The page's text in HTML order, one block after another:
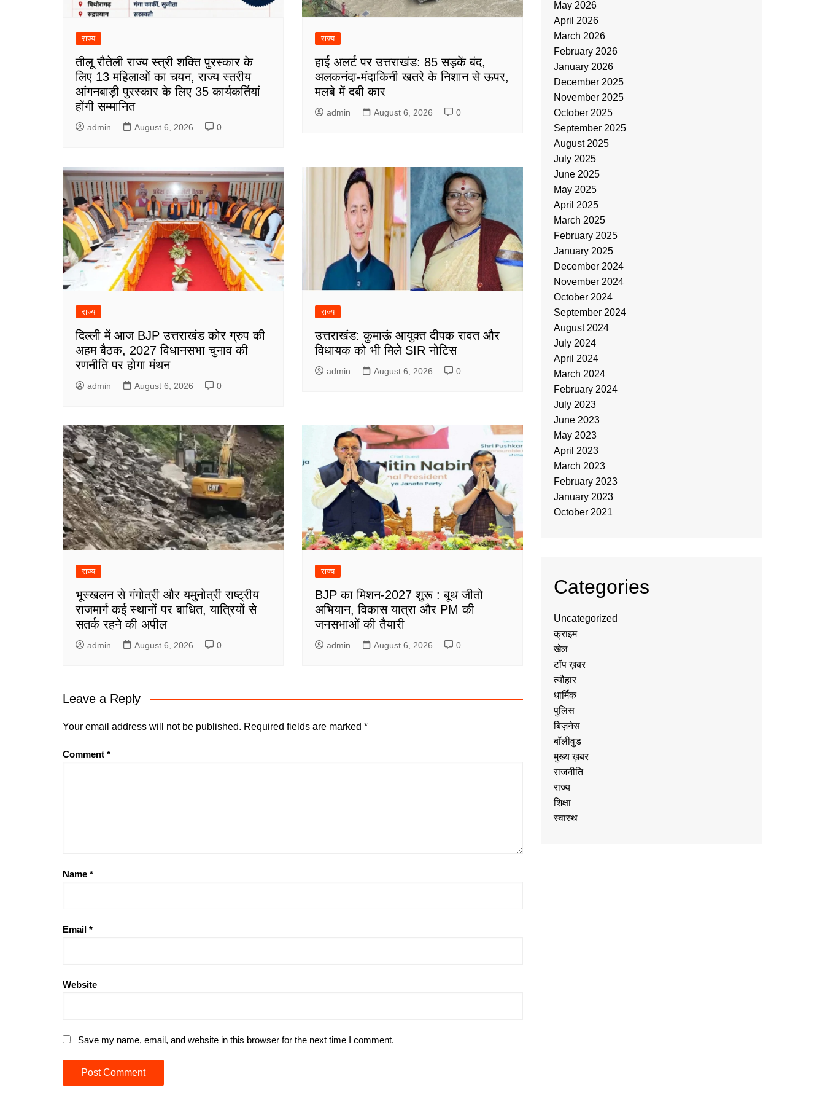
राज्य
तीलू रौतेली राज्य स्त्री शक्ति पुरस्कार के
लिए 13 महिलाओं का चयन, राज्य स्तरीय
आंगनबाड़ी पुरस्कार के लिए 35 कार्यकर्तियां
होंगी सम्मानित
admin August 6, 2026 0
राज्य
हाई अलर्ट पर उत्तराखंड: 85 सड़कें बंद,
अलकनंदा-मंदाकिनी खतरे के निशान से ऊपर,
मलबे में दबी कार
admin August 6, 2026 0
राज्य
दिल्ली में आज BJP उत्तराखंड कोर ग्रुप की
अहम बैठक, 2027 विधानसभा चुनाव की
रणनीति पर होगा मंथन
admin August 6, 2026 0
राज्य
उत्तराखंड: कुमाऊं आयुक्त दीपक रावत और
विधायक को भी मिले SIR नोटिस
admin August 6, 2026 0
राज्य
भूस्खलन से गंगोत्री और यमुनोत्री राष्ट्रीय
राजमार्ग कई स्थानों पर बाधित, यात्रियों से
सतर्क रहने की अपील
admin August 6, 2026 0
राज्य
BJP का मिशन-2027 शुरू : बूथ जीतो
अभियान, विकास यात्रा और PM की
जनसभाओं की तैयारी
admin August 6, 2026 0
Leave a Reply
Your email address will not be published. Required fields are marked *
Comment *
Name *
Email *
Website
Save my name, email, and website in this browser for the next time I comment.
May 2026
April 2026
March 2026
February 2026
January 2026
December 2025
November 2025
October 2025
September 2025
August 2025
July 2025
June 2025
May 2025
April 2025
March 2025
February 2025
January 2025
December 2024
November 2024
October 2024
September 2024
August 2024
July 2024
April 2024
March 2024
February 2024
July 2023
June 2023
May 2023
April 2023
March 2023
February 2023
January 2023
October 2021
Categories
Uncategorized
क्राइम
खेल
टॉप ख़बर
त्यौहार
धार्मिक
पुलिस
बिज़नेस
बॉलीवुड
मुख्य ख़बर
राजनीति
राज्य
शिक्षा
स्वास्थ